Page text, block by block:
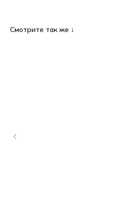
Смотрите так же ↓